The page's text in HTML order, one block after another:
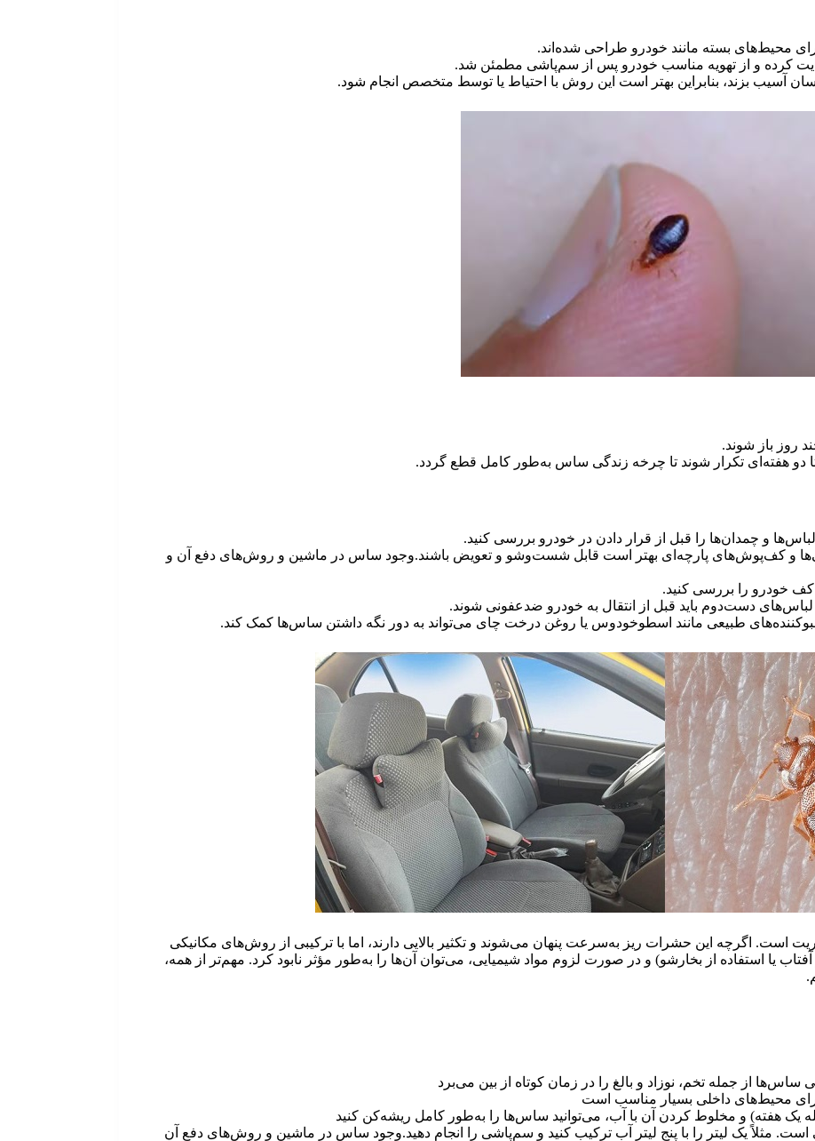
بسته مانند خودرو طراحی شده‌اند.
کرده و از تهویه مناسب خودرو پس از سم‌پاشی مطمئن شد.
آسیب بزند، بنابراین بهتر است این روش با احتیاط یا توسط متخصص انجام شود.
روز باز شوند.
تا دو هفته‌ای تکرار شوند تا چرخه زندگی ساس به‌طور کامل قطع گردد.
و چمدان‌ها را قبل از قرار دادن در خودرو بررسی کنید.
و کف‌پوش‌های پارچه‌ای بهتر است قابل شست‌وشو و تعویض باشند.وجود ساس در ماشین و روش‌های دفع آن و
خودرو را بررسی کنید.
لباس‌های دست‌دوم باید قبل از انتقال به خودرو ضدعفونی شوند.
طبیعی مانند اسطوخودوس یا روغن درخت چای می‌تواند به دور نگه داشتن ساس‌ها کمک کند.
است. اگرچه این حشرات ریز به‌سرعت پنهان می‌شوند و تکثیر بالایی دارند، اما با ترکیبی از روش‌های مکانیکی
یا استفاده از بخارشو) و در صورت لزوم مواد شیمیایی، می‌توان آن‌ها را به‌طور مؤثر نابود کرد. مهم‌تر از همه،
از جمله تخم، نوزاد و بالغ را در زمان کوتاه از بین می‌برد
محیط‌های داخلی بسیار مناسب است
یک هفته) و مخلوط کردن آن با آب، می‌توانید ساس‌ها را به‌طور کامل ریشه‌کن کنید
برای ۵۰ تا ۱۰۰ متر مربع کافی است. مثلاً یک لیتر را با پنج لیتر آب ترکیب کنید و سم‌پاشی را انجام دهید.وجود ساس در ماشین و روش‌های دفع آن